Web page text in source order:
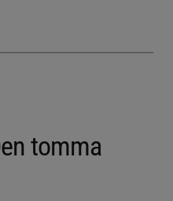
tomma